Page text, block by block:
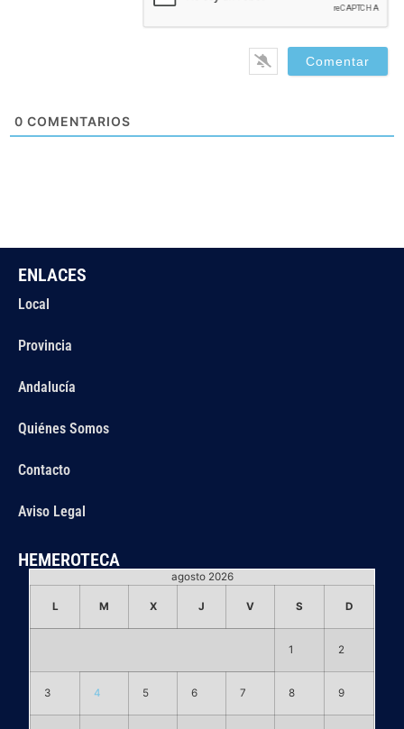
0 COMENTARIOS
ENLACES
Local
Provincia
Andalucía
Quiénes Somos
Contacto
Aviso Legal
HEMEROTECA
agosto 2026
L M X J V S D
1 2
3 4 5 6 7 8 9